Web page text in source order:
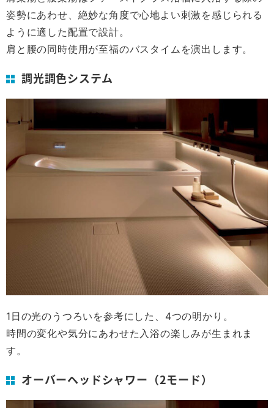
姿勢にあわせ、絶妙な角度で心地よい刺激を感じられる
ように適した配置で設計。
肩と腰の同時使用が至福のバスタイムを演出します。
調光調色システム
1日の光のうつろいを参考にした、4つの明かり。
時間の変化や気分にあわせた入浴の楽しみが生まれま
す。
オーバーヘッドシャワー（2モード）